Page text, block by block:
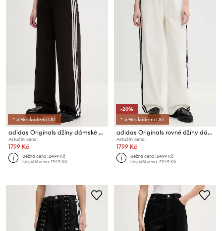
*-5 % s kódem: LST
adidas Originals džíny dámské Firebird
Aktuální cena:
1799 Kč
Běžná cena:2499 Kč
Nejnižší cena:1949 Kč
-20%
*-5 % s kódem: LST
adidas Originals rovné džíny dámské Firebird
Aktuální cena:
1799 Kč
Běžná cena:2499 Kč
Nejnižší cena:2249 Kč